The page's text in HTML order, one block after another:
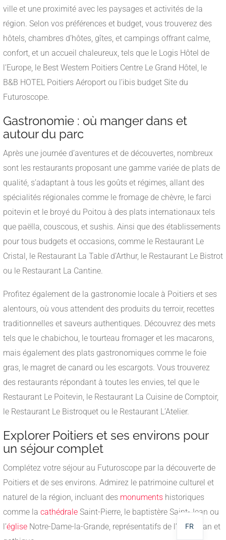
ville et une proximité avec les paysages et activités de la
région. Selon vos préférences et budget, vous trouverez des
hôtels, chambres d’hôtes, gîtes, et campings offrant calme,
confort, et un accueil chaleureux, tels que le Logis Hôtel de
l’Europe, le Best Western Poitiers Centre Le Grand Hôtel, le
B&B HOTEL Poitiers Aéroport ou l’ibis budget Site du
Futuroscope.
Gastronomie : où manger dans et
autour du parc
Après une journée d’aventures et de découvertes, nombreux
sont les restaurants proposant une gamme variée de plats de
qualité, s’adaptant à tous les goûts et régimes, allant des
spécialités régionales comme le fromage de chèvre, le farci
poitevin et le broyé du Poitou à des plats internationaux tels
que paëlla, couscous, et sushis. Ainsi que des établissements
pour tous budgets et occasions, comme le Restaurant Le
Cristal, le Restaurant La Table d’Arthur, le Restaurant Le Bistrot
ou le Restaurant La Cantine.
Profitez également de la gastronomie locale à Poitiers et ses
alentours, où vous attendent des produits du terroir, recettes
traditionnelles et saveurs authentiques. Découvrez des mets
tels que le chabichou, le tourteau fromager et les macarons,
mais également des plats gastronomiques comme le foie
gras, le magret de canard ou les escargots. Vous trouverez
des restaurants répondant à toutes les envies, tel que le
Restaurant Le Poitevin, le Restaurant La Cuisine de Comptoir,
le Restaurant Le Bistroquet ou le Restaurant L’Atelier.
Explorer Poitiers et ses environs pour
un séjour complet
Complétez votre séjour au Futuroscope par la découverte de
Poitiers et de ses environs. Admirez le patrimoine culturel et
naturel de la région, incluant des monuments historiques
comme la cathédrale Saint-Pierre, le baptistère Saint-Jean ou
l’église Notre-Dame-la-Grande, représentatifs de l’art roman et
FR
EN
DE